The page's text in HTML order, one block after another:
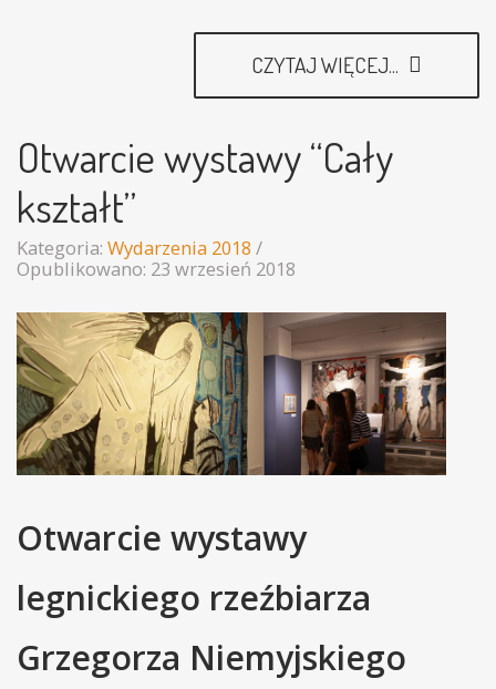
CZYTAJ WIĘCEJ...
Otwarcie wystawy “Cały
kształt”
Kategoria: Wydarzenia 2018
Opublikowano: 23 wrzesień 2018
Otwarcie wystawy
legnickiego rzeźbiarza
Grzegorza Niemyjskiego